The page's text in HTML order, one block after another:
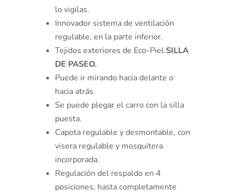
lo vigilas.
Innovador sistema de ventilación
regulable, en la parte inferior.
Tejidos exteriores de Eco-Piel.SILLA
DE PASEO.
Puede ir mirando hacia delante o
hacia atrás.
Se puede plegar el carro con la silla
puesta.
Capota regulable y desmontable, con
visera regulable y mosquitera
incorporada.
Regulación del respaldo en 4
posiciones, hasta completamente